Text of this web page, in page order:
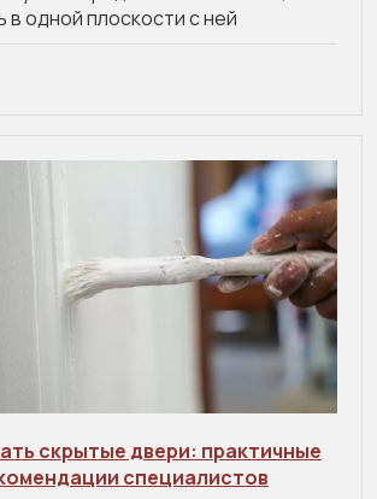
в одной плоскости с ней
скрытые двери: практичные
специалистов